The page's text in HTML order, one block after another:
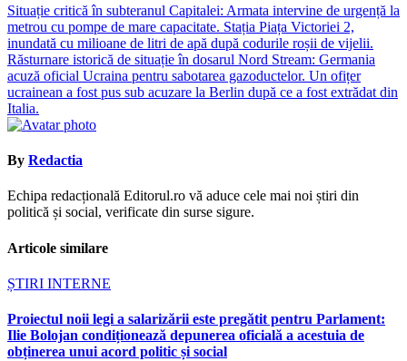
Navigare
în
articole
Situație critică în subteranul Capitalei: Armata intervine de urgență la
metrou cu pompe de mare capacitate. Stația Piața Victoriei 2,
inundată cu milioane de litri de apă după codurile roșii de vijelii.
Răsturnare istorică de situație în dosarul Nord Stream: Germania
acuză oficial Ucraina pentru sabotarea gazoductelor. Un ofițer
ucrainean a fost pus sub acuzare la Berlin după ce a fost extrădat din
Italia.
By Redactia
Echipa redacțională Editorul.ro vă aduce cele mai noi știri din
politică și social, verificate din surse sigure.
Articole similare
ȘTIRI INTERNE
Proiectul noii legi a salarizării este pregătit pentru Parlament:
Ilie Bolojan condiționează depunerea oficială a acestuia de
obținerea unui acord politic și social